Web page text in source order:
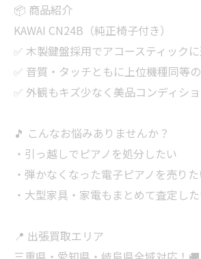
📦 商品紹介
KAWAI CN24B（純正椅子付き）
✅ 木製鍵盤採用でアコースティック
✅ 音質・タッチともに上位機種同等
✅ 外観もキズ少なく美品コンディショ
🎵 こんなお悩みありませんか？
・引っ越しでピアノを処分したい
・弾かなくなった電子ピアノを売りた
・大型家具・家電もまとめて査定し
📍 出張買取エリア